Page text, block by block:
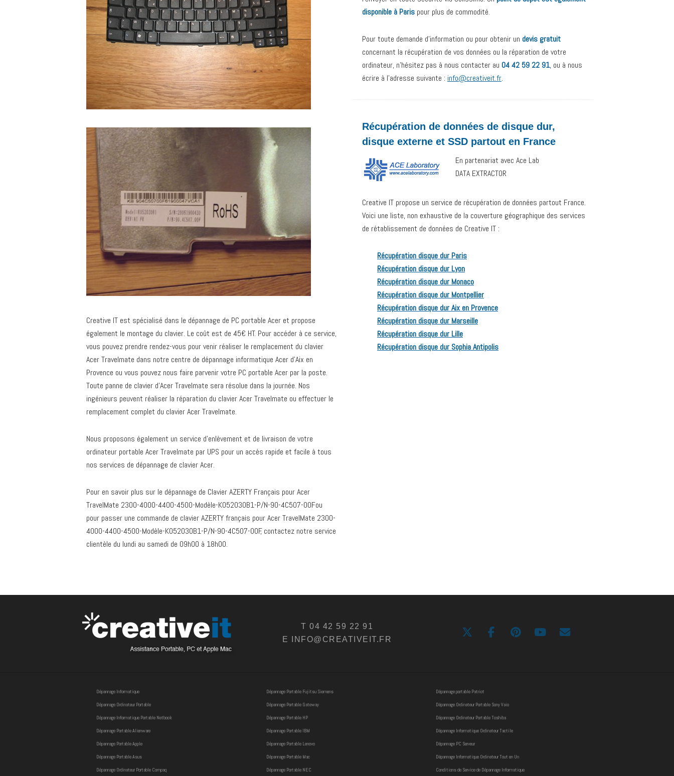
Creative IT est spécialisé dans le dépannage de PC portable Acer et propose
également le montage du clavier. Le coût est de 45€ HT. Pour accéder à ce service,
vous pouvez prendre rendez-vous pour venir réaliser le remplacement du clavier
Acer Travelmate dans notre centre de dépannage informatique Acer d’Aix en
Provence ou vous pouvez nous faire parvenir votre PC portable Acer par la poste.
Toute panne de clavier d’Acer Travelmate sera résolue dans la journée. Nos
ingénieurs peuvent réaliser la réparation du clavier Acer Travelmate ou effectuer le
remplacement complet du clavier Acer Travelmate.
Nous proposons également un service d’enlèvement et de livraison de votre
ordinateur portable Acer Travelmate par UPS pour un accès rapide et facile à tous
nos services de dépannage de clavier Acer.
Pour en savoir plus sur le dépannage de Clavier AZERTY Français pour Acer
TravelMate 2300-4000-4400-4500-Modèle-K052030B1-P/N-90-4C507-00Fou
pour passer une commande de clavier AZERTY français pour Acer TravelMate 2300-
4000-4400-4500-Modèle-K052030B1-P/N-90-4C507-00F, contactez notre service
clientèle du lundi au samedi de 09h00 à 18h00.
disponible à Paris pour plus de commodité.
Pour toute demande d’information ou pour obtenir un devis gratuit
concernant la récupération de vos données ou la réparation de votre
ordinateur, n’hésitez pas à nous contacter au 04 42 59 22 91, ou à nous
écrire à l’adresse suivante : info@creativeit.fr.
Récupération de données de disque dur,
disque externe et SSD partout en France
En partenariat avec Ace Lab
DATA EXTRACTOR
Creative IT propose un service de récupération de données partout France.
Voici une liste, non exhaustive de la couverture géographique des services
de rétablissement de données de Creative IT :
Récupération disque dur Paris
Récupération disque dur Lyon
Récupération disque dur Monaco
Récupération disque dur Montpellier
Récupération disque dur Aix en Provence
Récupération disque dur Marseille
Récupération disque dur Lille
Récupération disque dur Sophia Antipolis
T 04 42 59 22 91
E INFO@CREATIVEIT.FR
Dépannage Informatique
Dépannage Ordinateur Portable
Dépannage Informatique Portable Netbook
Dépannage Portable Alienware
Dépannage Portable Apple
Dépannage Portable Asus
Dépannage Ordinateur Portable Compaq
Dépannage Portable Fujitsu Siemens
Dépannage Portable Gateway
Dépannage Portable HP
Dépannage Portable IBM
Dépannage Portable Lenovo
Dépannage Portable Mac
Dépannage Portable NEC
Dépannage portable Patriot
Dépannage Ordinateur Portable Sony Vaio
Dépannage Ordinateur Portable Toshiba
Dépannage Informatique Ordinateur Tactile
Dépannage PC Serveur
Dépannage Informatique Ordinateur Tout en Un
Conditions de Service de Dépannage Informatique